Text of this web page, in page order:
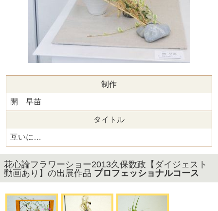
制作
開 早苗
タイトル
互いに…
花心論フラワーショー2013久保数政【ダイジェスト
動画あり】の出展作品 プロフェッショナルコース